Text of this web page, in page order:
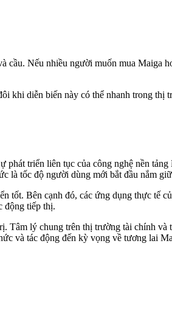
Nếu nhiều người muốn mua Maiga
khi diễn biến này có thể nhanh trong thị
triển liên tục của công nghệ nền
là tốc độ người dùng mới bắt đầu nắm
Bên cạnh đó, các ứng dụng thực tế
động tiếp thị.
lý chung trên thị trường tài chính và
và tác động đến kỳ vọng về tương lai